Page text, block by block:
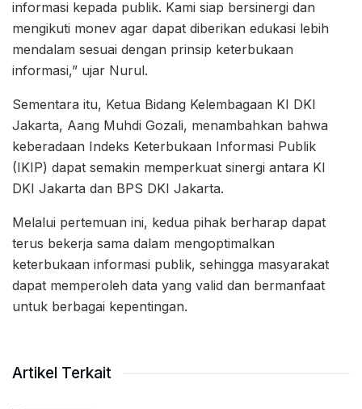
informasi kepada publik. Kami siap bersinergi dan
mengikuti monev agar dapat diberikan edukasi lebih
mendalam sesuai dengan prinsip keterbukaan
informasi,” ujar Nurul.
Sementara itu, Ketua Bidang Kelembagaan KI DKI
Jakarta, Aang Muhdi Gozali, menambahkan bahwa
keberadaan Indeks Keterbukaan Informasi Publik
(IKIP) dapat semakin memperkuat sinergi antara KI
DKI Jakarta dan BPS DKI Jakarta.
Melalui pertemuan ini, kedua pihak berharap dapat
terus bekerja sama dalam mengoptimalkan
keterbukaan informasi publik, sehingga masyarakat
dapat memperoleh data yang valid dan bermanfaat
untuk berbagai kepentingan.
Artikel Terkait